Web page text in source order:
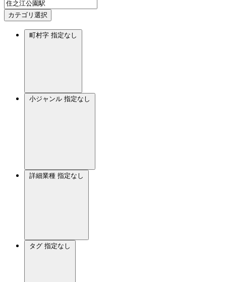
カテゴリ選択
町村字 指定なし
小ジャンル 指定なし
詳細業種 指定なし
タグ 指定なし